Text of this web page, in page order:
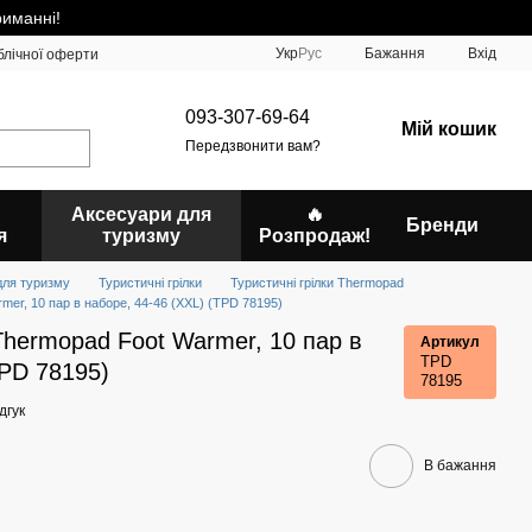
оферти УкрРус Бажання Вхід
093-307-69-64
Передзвонити вам?
Мій кошик
Аксесуари для
туризму
🔥
Розпродаж!
Бренди
туризму Туристичні грілки
Туристичні грілки Thermopad
10 пар в наборе, 44-46 (XXL) (TPD 78195)
Thermopad Foot Warmer, 10 пар в
78195)
Артикул
TPD
78195
В бажання